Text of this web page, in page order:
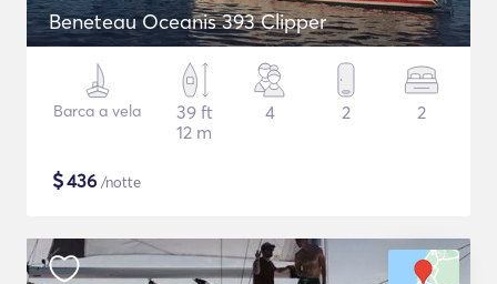
Beneteau Oceanis 393 Clipper
Barca a vela
39 ft
12 m
4 2 2
$436 /notte